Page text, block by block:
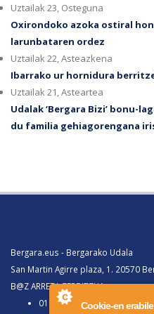
Cookie-en
Uztailak 23, Osteguna
Oxirondoko azoka ostiral
larunbataren ordez
Uztailak 22, Asteazkena
Ibarrako ur hornidura
Uztailak 21, Asteartea
Udalak ‘Bergara Bizi’ bonu-
du familia gehiagorengana
Bergara.eus - Bergarako Udala
San Martin Agirre plaza, 1. 20570
B@Z ARRETA ZERBITZUA:
010, Bergaratik deituz gero